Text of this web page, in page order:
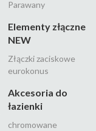
Parawany
Elementy złączne
NEW
Złączki zaciskowe
eurokonus
Akcesoria do
łazienki
chromowane